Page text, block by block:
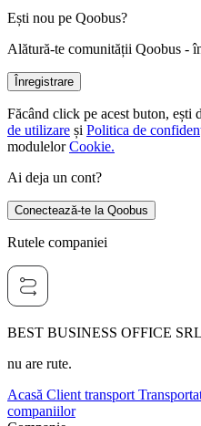
Ești nou pe Qoobus?
Alătură-te comunității Qoobus -
Înregistrare
Făcând click pe acest buton, ești
de utilizare și Politica de
modulelor Cookie.
Ai deja un cont?
Conectează-te la Qoobus
Rutele companiei
BEST BUSINESS OFFICE SRL
nu are rute.
Acasă Client transport
companiilor